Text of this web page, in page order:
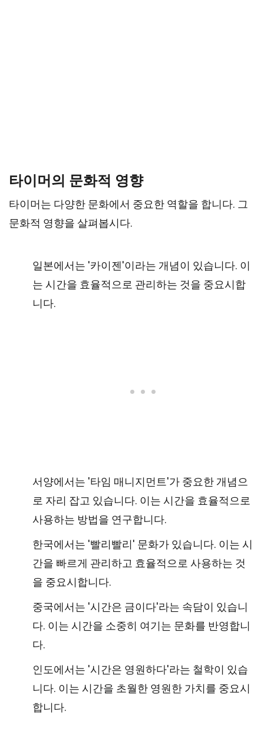
타이머의 문화적 영향
타이머는 다양한 문화에서 중요한 역할을 합니다. 그
문화적 영향을 살펴봅시다.
일본에서는 '카이젠'이라는 개념이 있습니다. 이
는 시간을 효율적으로 관리하는 것을 중요시합
니다.
서양에서는 '타임 매니지먼트'가 중요한 개념으
로 자리 잡고 있습니다. 이는 시간을 효율적으로
사용하는 방법을 연구합니다.
한국에서는 '빨리빨리' 문화가 있습니다. 이는 시
간을 빠르게 관리하고 효율적으로 사용하는 것
을 중요시합니다.
중국에서는 '시간은 금이다'라는 속담이 있습니
다. 이는 시간을 소중히 여기는 문화를 반영합니
다.
인도에서는 '시간은 영원하다'라는 철학이 있습
니다. 이는 시간을 초월한 영원한 가치를 중요시
합니다.